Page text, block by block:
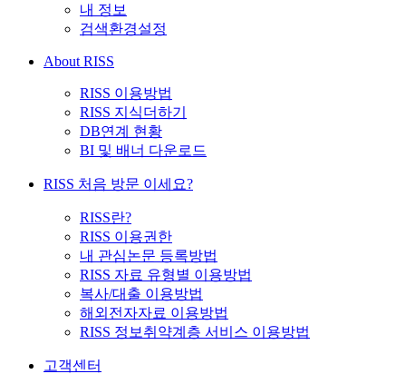
내 정보
검색환경설정
About RISS
RISS 이용방법
RISS 지식더하기
DB연계 현황
BI 및 배너 다운로드
RISS 처음 방문 이세요?
RISS란?
RISS 이용권한
내 관심논문 등록방법
RISS 자료 유형별 이용방법
복사/대출 이용방법
해외전자자료 이용방법
RISS 정보취약계층 서비스 이용방법
고객센터